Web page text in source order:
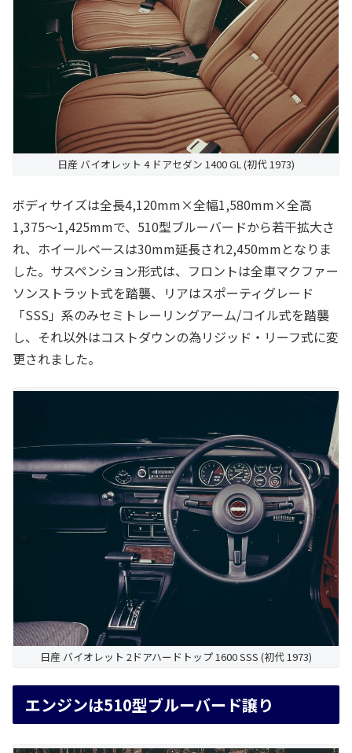
日産 バイオレット 4 ドアセダン 1400 GL (初代 1973)
ボディサイズは全長4,120mm×全幅1,580mm×全高
1,375～1,425mmで、510型ブルーバードから若干拡大さ
れ、ホイールベースは30mm延長され2,450mmとなりま
した。サスペンション形式は、フロントは全車マクファー
ソンストラット式を踏襲、リアはスポーティグレード
「SSS」系のみセミトレーリングアーム/コイル式を踏襲
し、それ以外はコストダウンの為リジッド・リーフ式に変
更されました。
日産 バイオレット 2ドアハードトップ 1600 SSS (初代 1973)
エンジンは510型ブルーバード譲り